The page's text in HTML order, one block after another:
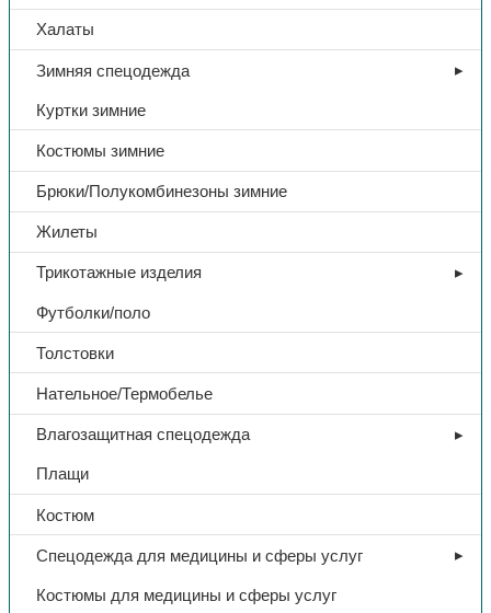
Халаты
Зимняя спецодежда
Куртки зимние
Костюмы зимние
Брюки/Полукомбинезоны зимние
Жилеты
Трикотажные изделия
Футболки/поло
Толстовки
Нательное/Термобелье
Влагозащитная спецодежда
Плащи
Костюм
Спецодежда для медицины и сферы услуг
Костюмы для медицины и сферы услуг